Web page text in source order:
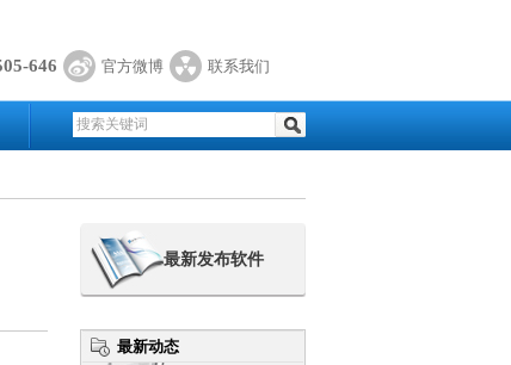
646 官方微博 联系我们
最新发布软件
最新动态